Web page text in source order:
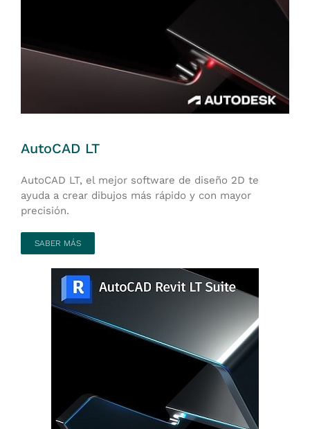
AutoCAD LT
AutoCAD LT, el mejor software de diseño 2D te
ayuda a crear dibujos más rápido y con mayor
precisión.
SABER MÁS